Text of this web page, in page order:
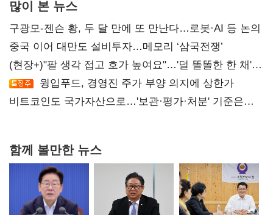
많이 본 뉴스
구광모-젠슨 황, 두 달 만에 또 만난다…로봇·AI 등 논의
중국 이어 대만도 설비투자…메모리 ‘삼국전쟁’
(현장+)"팔 생각 접고 호가 높여요"…'덜 똘똘한 한 채'
20억 키맞추기
윙입푸드, 경영진 주가 부양 의지에 상한가
비트코인도 국가자산으로…'보관·평가·처분' 기준은
함께 볼만한 뉴스